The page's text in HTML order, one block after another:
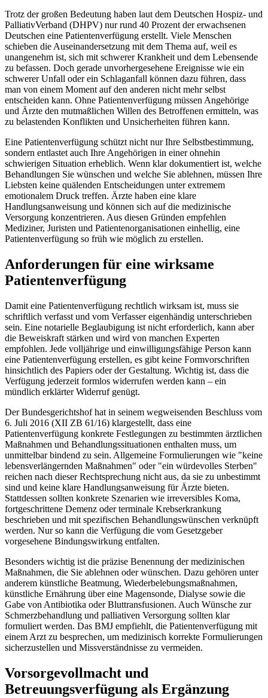
Trotz der großen Bedeutung haben laut dem Deutschen Hospiz- und
PalliativVerband (DHPV) nur rund 40 Prozent der erwachsenen
Deutschen eine Patientenverfügung erstellt. Viele Menschen
schieben die Auseinandersetzung mit dem Thema auf, weil es
unangenehm ist, sich mit schwerer Krankheit und dem Lebensende
zu befassen. Doch gerade unvorhergesehene Ereignisse wie ein
schwerer Unfall oder ein Schlaganfall können dazu führen, dass
man von einem Moment auf den anderen nicht mehr selbst
entscheiden kann. Ohne Patientenverfügung müssen Angehörige
und Ärzte den mutmaßlichen Willen des Betroffenen ermitteln, was
zu belastenden Konflikten und Unsicherheiten führen kann.
Eine Patientenverfügung schützt nicht nur Ihre Selbstbestimmung,
sondern entlastet auch Ihre Angehörigen in einer ohnehin
schwierigen Situation erheblich. Wenn klar dokumentiert ist, welche
Behandlungen Sie wünschen und welche Sie ablehnen, müssen Ihre
Liebsten keine quälenden Entscheidungen unter extremem
emotionalem Druck treffen. Ärzte haben eine klare
Handlungsanweisung und können sich auf die medizinische
Versorgung konzentrieren. Aus diesen Gründen empfehlen
Mediziner, Juristen und Patientenorganisationen einhellig, eine
Patientenverfügung so früh wie möglich zu erstellen.
Anforderungen für eine wirksame
Patientenverfügung
Damit eine Patientenverfügung rechtlich wirksam ist, muss sie
schriftlich verfasst und vom Verfasser eigenhändig unterschrieben
sein. Eine notarielle Beglaubigung ist nicht erforderlich, kann aber
die Beweiskraft stärken und wird von manchen Experten
empfohlen. Jede volljährige und einwilligungsfähige Person kann
eine Patientenverfügung erstellen, es gibt keine Formvorschriften
hinsichtlich des Papiers oder der Gestaltung. Wichtig ist, dass die
Verfügung jederzeit formlos widerrufen werden kann – ein
mündlich erklärter Widerruf genügt.
Der Bundesgerichtshof hat in seinem wegweisenden Beschluss vom
6. Juli 2016 (XII ZB 61/16) klargestellt, dass eine
Patientenverfügung konkrete Festlegungen zu bestimmten ärztlichen
Maßnahmen und Behandlungssituationen enthalten muss, um
unmittelbar bindend zu sein. Allgemeine Formulierungen wie "keine
lebensverlängernden Maßnahmen" oder "ein würdevolles Sterben"
reichen nach dieser Rechtsprechung nicht aus, da sie zu unbestimmt
sind und keine klare Handlungsanweisung für Ärzte bieten.
Stattdessen sollten konkrete Szenarien wie irreversibles Koma,
fortgeschrittene Demenz oder terminale Krebserkrankung
beschrieben und mit spezifischen Behandlungswünschen verknüpft
werden. Nur so kann die Verfügung die vom Gesetzgeber
vorgesehene Bindungswirkung entfalten.
Besonders wichtig ist die präzise Benennung der medizinischen
Maßnahmen, die Sie ablehnen oder wünschen. Dazu gehören unter
anderem künstliche Beatmung, Wiederbelebungsmaßnahmen,
künstliche Ernährung über eine Magensonde, Dialyse sowie die
Gabe von Antibiotika oder Bluttransfusionen. Auch Wünsche zur
Schmerzbehandlung und palliativen Versorgung sollten klar
formuliert werden. Das BMJ empfiehlt, die Patientenverfügung mit
einem Arzt zu besprechen, um medizinisch korrekte Formulierungen
sicherzustellen und Missverständnisse zu vermeiden.
Vorsorgevollmacht und
Betreuungsverfügung als Ergänzung